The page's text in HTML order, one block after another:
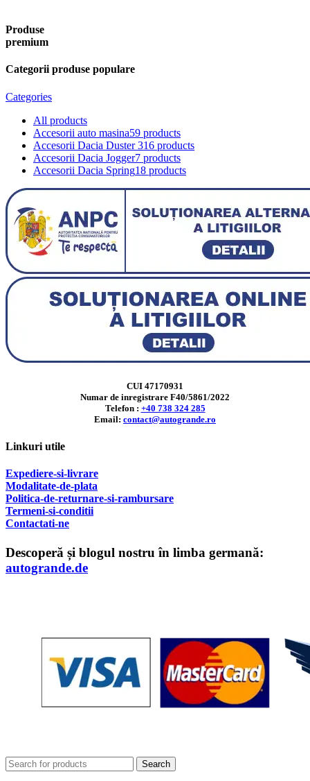
Produse
premium
Categorii produse populare
Categories
All products
Accesorii auto masina59 products
Accesorii Dacia Duster 316 products
Accesorii Dacia Jogger7 products
Accesorii Dacia Spring18 products
CUI 47170931
Numar de inregistrare F40/5861/2022
Telefon : +40 738 324 285
Email: contact@autogrande.ro
Linkuri utile
Expediere-si-livrare
Modalitate-de-plata
Politica-de-returnare-si-rambursare
Termeni-si-conditii
Contactati-ne
Descoperă și blogul nostru în limba germană:
autogrande.de
Search